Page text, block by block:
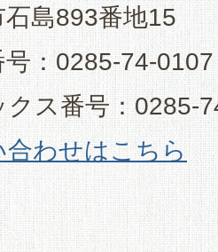
石島893番地15
号：0285-74-0107
クス番号：0285-
合わせはこちら